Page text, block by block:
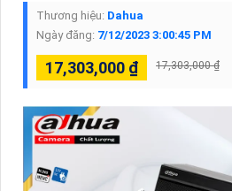
Thương hiệu: Dahua
Ngày đăng: 7/12/2023 3:00:45 PM
17,303,000 ₫ 17,303,000 ₫